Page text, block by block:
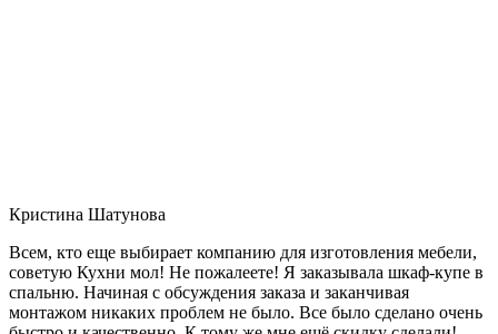
Кристина Шатунова
Всем, кто еще выбирает компанию для изготовления мебели,
советую Кухни мол! Не пожалеете! Я заказывала шкаф-купе в
спальню. Начиная с обсуждения заказа и заканчивая
монтажом никаких проблем не было. Все было сделано очень